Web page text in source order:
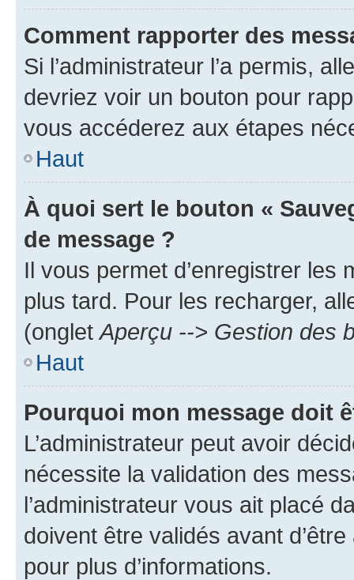
Comment rapporter des
Si l’administrateur l’a permis,
devriez voir un bouton pour
vous accéderez aux étapes
Haut
À quoi sert le bouton «
de message ?
Il vous permet d’enregistrer
plus tard. Pour les recharger,
(onglet Aperçu --> Gestion des
Haut
Pourquoi mon message doit
L’administrateur peut avoir
nécessite la validation des
l’administrateur vous ait placé
doivent être validés avant
pour plus d’informations.